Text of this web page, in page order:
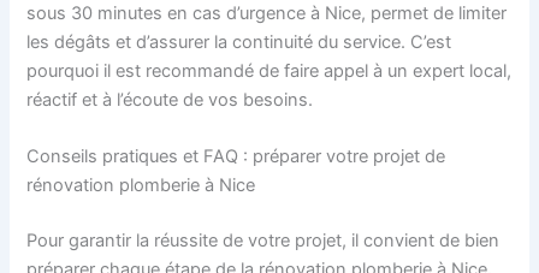
sous 30 minutes en cas d’urgence à Nice, permet de limiter
les dégâts et d’assurer la continuité du service. C’est
pourquoi il est recommandé de faire appel à un expert local,
réactif et à l’écoute de vos besoins.
Conseils pratiques et FAQ : préparer votre projet de
rénovation plomberie à Nice
Pour garantir la réussite de votre projet, il convient de bien